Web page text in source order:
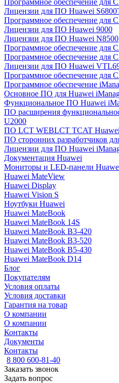
Программное обеспечение для
Лицензии для ПО Huawei
Программное обеспечение для
Лицензии для ПО Huawei 9000
Лицензии для ПО Huawei N8500
Программное обеспечение для
Программное обеспечение для
Лицензии для ПО Huawei
Программное обеспечение для
Программное обеспечение
Основное ПО для Huawei
Функциональное ПО Huawei
ПО расширения
U2000
ПО LCT WEBLCT TCAT Huawei
ПО сторонних разработчиков
Лицензии для ПО Huawei
Документация Huawei
Мониторы и LED-панели
Huawei MateView
Huawei Display
Huawei Vision S
Ноутбуки Huawei
Huawei MateBook
Huawei MateBook 14S
Huawei MateBook B3-420
Huawei MateBook B3-520
Huawei MateBook B5-430
Huawei MateBook D14
Блог
Покупателям
Условия оплаты
Условия доставки
Гарантия на товар
О компании
О компании
Контакты
Документы
Контакты
8 800 600-81-40
Заказать звонок
Задать вопрос